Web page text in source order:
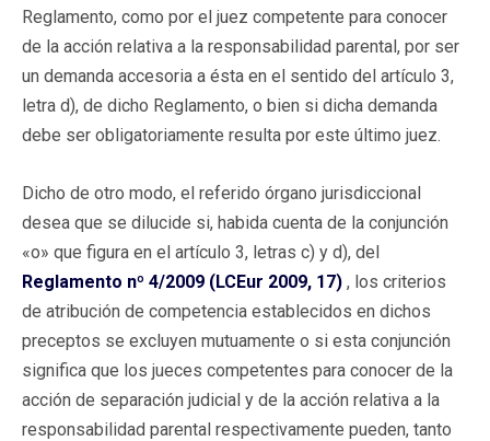
Reglamento, como por el juez competente para conocer
de la acción relativa a la responsabilidad parental, por ser
un demanda accesoria a ésta en el sentido del artículo 3,
letra d), de dicho Reglamento, o bien si dicha demanda
debe ser obligatoriamente resulta por este último juez.
Dicho de otro modo, el referido órgano jurisdiccional
desea que se dilucide si, habida cuenta de la conjunción
«o» que figura en el artículo 3, letras c) y d), del
Reglamento nº 4/2009 (LCEur 2009, 17) , los criterios
de atribución de competencia establecidos en dichos
preceptos se excluyen mutuamente o si esta conjunción
significa que los jueces competentes para conocer de la
acción de separación judicial y de la acción relativa a la
responsabilidad parental respectivamente pueden, tanto